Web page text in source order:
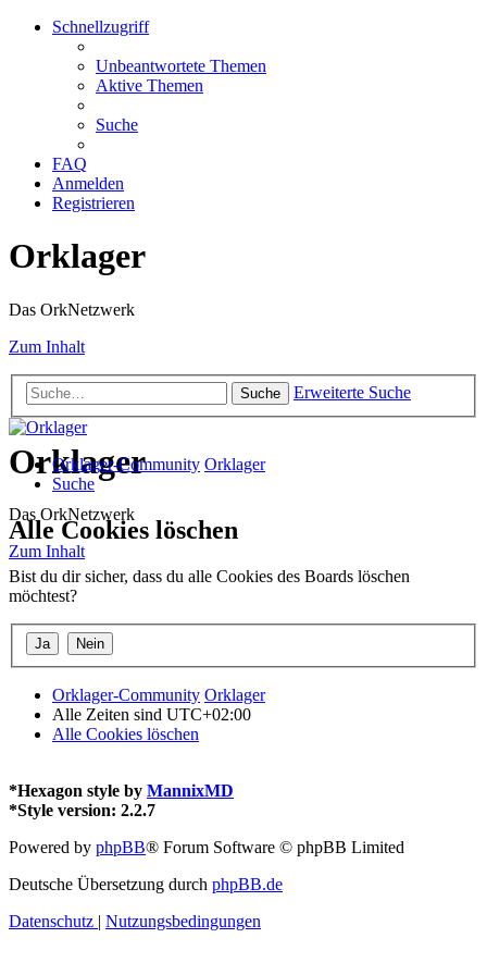
Schnellzugriff
Unbeantwortete Themen
Aktive Themen
Suche
FAQ
Anmelden
Registrieren
Orklager
Das OrkNetzwerk
Zum Inhalt
Suche Erweiterte Suche
Orklager
Das OrkNetzwerk
Zum Inhalt
Orklager-Community Orklager
Suche
Alle Cookies löschen
Bist du dir sicher, dass du alle Cookies des Boards löschen
möchtest?
Orklager-Community Orklager
Alle Zeiten sind UTC+02:00
Alle Cookies löschen
*Hexagon style by MannixMD
*Style version: 2.2.7
Powered by phpBB® Forum Software © phpBB Limited
Deutsche Übersetzung durch phpBB.de
Datenschutz | Nutzungsbedingungen